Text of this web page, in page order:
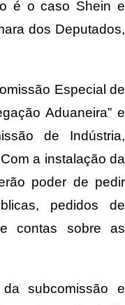
é o caso Shein e
dos Deputados,
Especial de
Aduaneira” e
de Indústria,
a instalação da
poder de pedir
pedidos de
contas sobre as
subcomissão e